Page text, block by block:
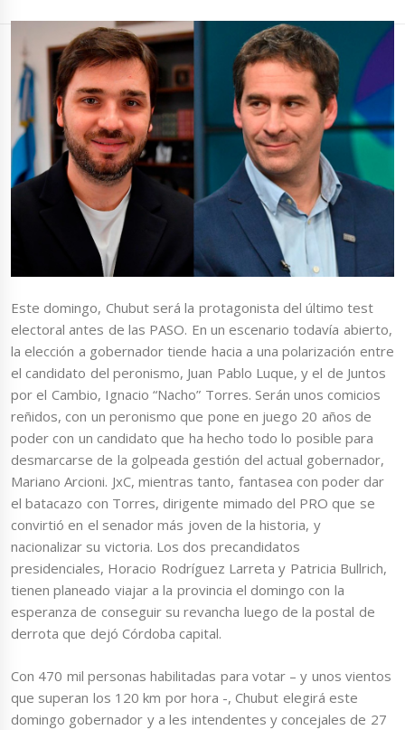
Este domingo, Chubut será la protagonista del último test
electoral antes de las PASO. En un escenario todavía abierto,
la elección a gobernador tiende hacia a una polarización entre
el candidato del peronismo, Juan Pablo Luque, y el de Juntos
por el Cambio, Ignacio “Nacho” Torres. Serán unos comicios
reñidos, con un peronismo que pone en juego 20 años de
poder con un candidato que ha hecho todo lo posible para
desmarcarse de la golpeada gestión del actual gobernador,
Mariano Arcioni. JxC, mientras tanto, fantasea con poder dar
el batacazo con Torres, dirigente mimado del PRO que se
convirtió en el senador más joven de la historia, y
nacionalizar su victoria. Los dos precandidatos
presidenciales, Horacio Rodríguez Larreta y Patricia Bullrich,
tienen planeado viajar a la provincia el domingo con la
esperanza de conseguir su revancha luego de la postal de
derrota que dejó Córdoba capital.
Con 470 mil personas habilitadas para votar – y unos vientos
que superan los 120 km por hora -, Chubut elegirá este
domingo gobernador y a les intendentes y concejales de 27